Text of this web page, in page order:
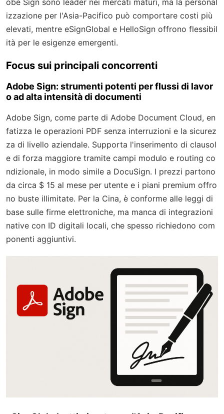
obe Sign sono leader nei mercati maturi, ma la personal
izzazione per l'Asia-Pacifico può comportare costi più
elevati, mentre eSignGlobal e HelloSign offrono flessibil
ità per le esigenze emergenti.
Focus sui principali concorrenti
Adobe Sign: strumenti potenti per flussi di lavor
o ad alta intensità di documenti
Adobe Sign, come parte di Adobe Document Cloud, en
fatizza le operazioni PDF senza interruzioni e la sicurez
za di livello aziendale. Supporta l'inserimento di clausol
e di forza maggiore tramite campi modulo e routing co
ndizionale, in modo simile a DocuSign. I prezzi partono
da circa $ 15 al mese per utente e i piani premium offro
no buste illimitate. Per la Cina, è conforme alle leggi di
base sulle firme elettroniche, ma manca di integrazioni
native con ID digitali locali, che spesso richiedono com
ponenti aggiuntivi.